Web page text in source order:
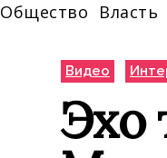
Общество Власть
Видео
Эхо